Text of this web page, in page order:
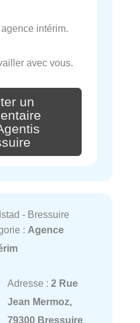
intérim.
avec vous.
un
- Bressuire
: Agence
Adresse : 2 Rue
Jean Mermoz,
79300 Bressuire